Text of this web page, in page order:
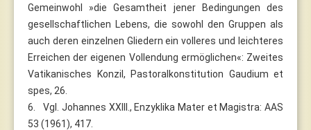
Gemeinwohl »die Gesamtheit jener Bedingungen des
gesellschaftlichen Lebens, die sowohl den Gruppen als
auch deren einzelnen Gliedern ein volleres und leichteres
Erreichen der eigenen Vollendung ermöglichen«: Zweites
Vatikanisches Konzil, Pastoralkonstitution Gaudium et
spes, 26.
6. Vgl. Johannes XXIII., Enzyklika Mater et Magistra: AAS
53 (1961), 417.